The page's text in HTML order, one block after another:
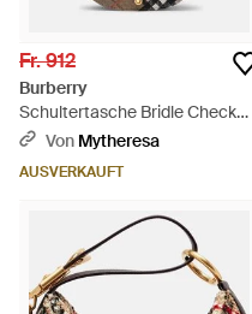
Fr. 912
Burberry
Schultertasche Bridle Check
Small - Braun
Von Mytheresa
AUSVERKAUFT